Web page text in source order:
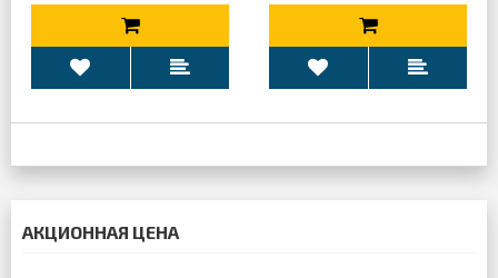
АКЦИОННАЯ ЦЕНА